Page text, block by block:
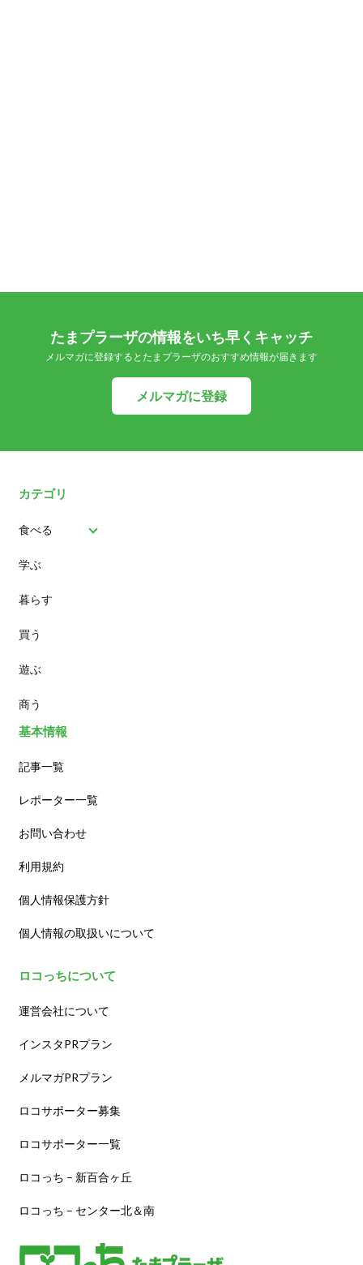
たまプラーザの情報をいち早くキャッチ
メルマガに登録するとたまプラーザのおすすめ情報が届きます
メルマガに登録
カテゴリ
食べる
パン
スイーツ
ランチ
カフェ
学ぶ
暮らす
買う
遊ぶ
商う
基本情報
記事一覧
レポーター一覧
お問い合わせ
利用規約
個人情報保護方針
個人情報の取扱いについて
ロコっちについて
運営会社について
インスタPRプラン
メルマガPRプラン
ロコサポーター募集
ロコサポーター一覧
ロコっち – 新百合ヶ丘
ロコっち – センター北＆南